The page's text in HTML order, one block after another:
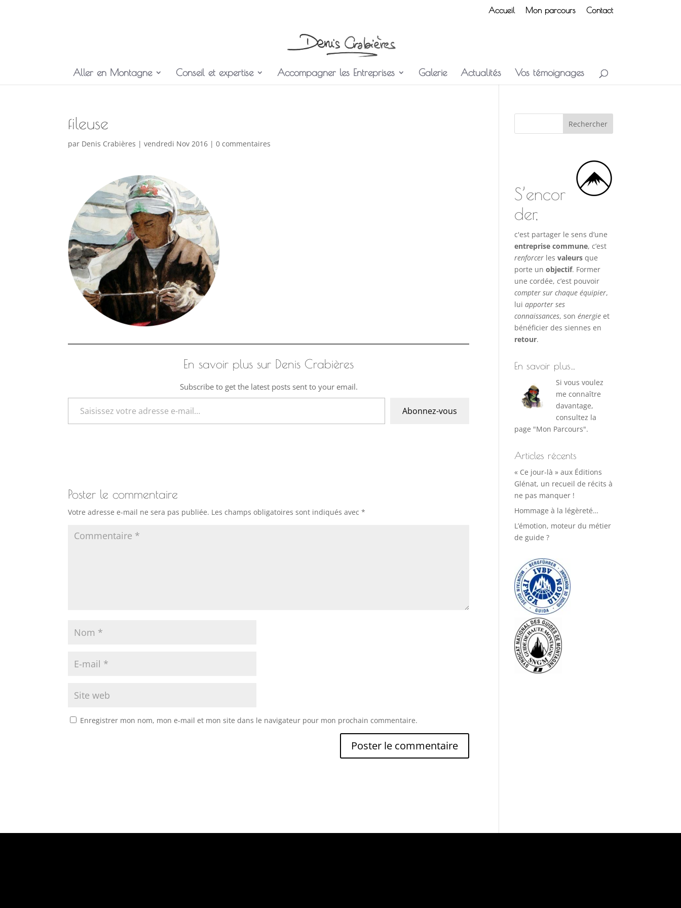
Accueil Mon parcours Contact
Aller en Montagne Conseil et expertise Accompagner les Entreprises Galerie Actualités Vos témoignages
fileuse
par Denis Crabières |vendredi Nov 2016 |0 commentaires
En savoir plus sur Denis Crabières
Subscribe to get the latest posts sent to your email.
Saisissez votre adresse e-mail…
Abonnez-vous
Poster le commentaire
Votre adresse e-mail ne sera pas publiée. Les champs obligatoires sont indiqués avec*
Enregistrer mon nom, mon e-mail et mon site dans le navigateur pour mon prochain commentaire.
S’encor
der,
c'est partager le sens d’une
entreprise commune, c’est
renforcer lesvaleurs que
porte unobjectif. Former
une cordée, c’est pouvoir
compter sur chaque équipier,
luiapporter ses
connaissances, sonénergie et
bénéficier des siennes en
retour.
En savoir plus…
Si vous voulez
me connaître
davantage,
consultez la
page "Mon Parcours".
Articles récents
« Ce jour-là » aux Éditions
Glénat, un recueil de récits à
ne pas manquer !
Hommage à la légèreté…
L’émotion, moteur du métier
de guide ?